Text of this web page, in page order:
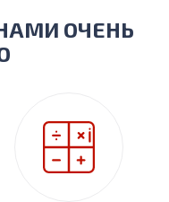
ОЧЕНЬ